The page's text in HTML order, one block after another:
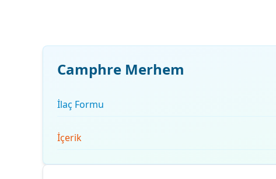
Camphre Merhem
İlaç Formu
İçerik